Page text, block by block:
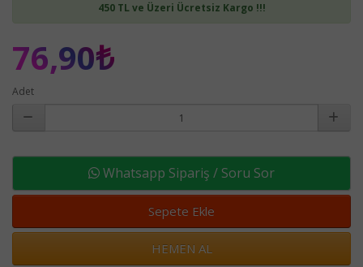
450 TL ve Üzeri Ücretsiz Kargo !!!
76,90₺
Adet
Whatsapp Sipariş / Soru Sor
Sepete Ekle
HEMEN AL